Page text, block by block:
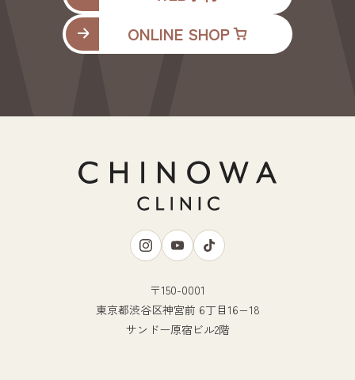
ONLINE SHOP
〒150-0001
東京都渋谷区神宮前 6丁目16−18
サンドー原宿ビル2階